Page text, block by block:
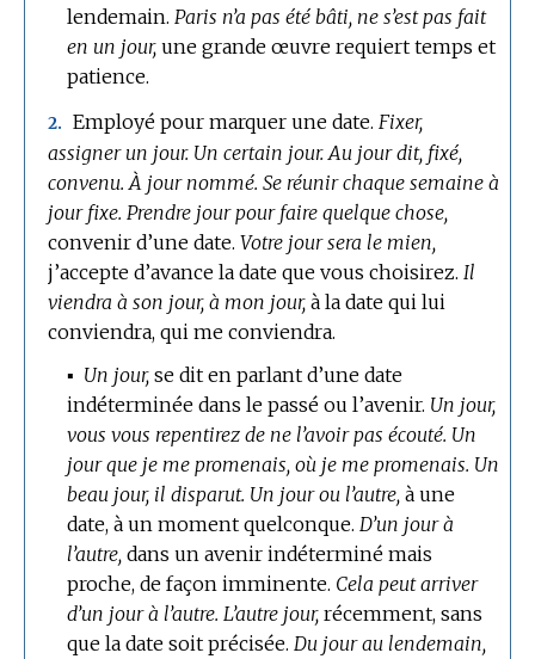
lendemain. Paris n’a pas été bâti, ne s’est pas fait
en un jour, une grande œuvre requiert temps et
patience.
2. Employé pour marquer une date. Fixer,
assigner un jour. Un certain jour. Au jour dit, fixé,
convenu. À jour nommé. Se réunir chaque semaine à
jour fixe. Prendre jour pour faire quelque chose,
convenir d’une date. Votre jour sera le mien,
j’accepte d’avance la date que vous choisirez. Il
viendra à son jour, à mon jour, à la date qui lui
conviendra, qui me conviendra.
▪ Un jour, se dit en parlant d’une date
indéterminée dans le passé ou l’avenir. Un jour,
vous vous repentirez de ne l’avoir pas écouté. Un
jour que je me promenais, où je me promenais. Un
beau jour, il disparut. Un jour ou l’autre, à une
date, à un moment quelconque. D’un jour à
l’autre, dans un avenir indéterminé mais
proche, de façon imminente. Cela peut arriver
d’un jour à l’autre. L’autre jour, récemment, sans
que la date soit précisée. Du jour au lendemain,